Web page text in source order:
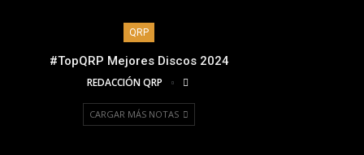
QRP
#TopQRP Mejores Discos 2024
REDACCIÓN QRP
CARGAR MÁS NOTAS